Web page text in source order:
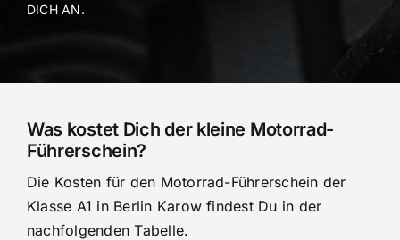
DICH AN.
Was kostet Dich der kleine Motorrad-
Führerschein?
Die Kosten für den Motorrad-Führerschein der
Klasse A1 in Berlin Karow findest Du in der
nachfolgenden Tabelle.